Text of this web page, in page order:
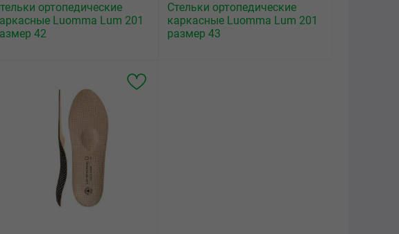
ортопедические
Luomma Lum 201
42
Стельки ортопедические
каркасные Luomma Lum 201
размер 43